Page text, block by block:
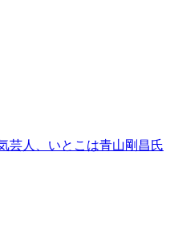
芸人、いとこは青山剛昌氏